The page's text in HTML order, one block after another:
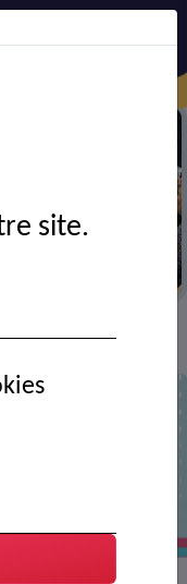
secours
site.